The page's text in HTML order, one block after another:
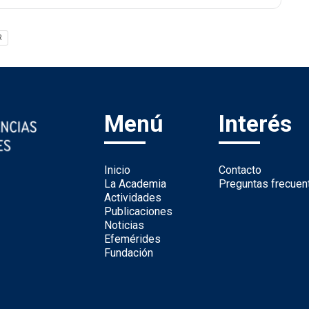
Menú
Inicio
La Academia
Actividades
Publicaciones
Noticias
Efemérides
Fundación
Interés
Contacto
Preguntas